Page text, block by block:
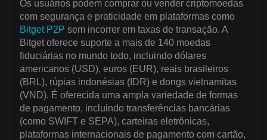
Os usuários podem comprar ou vender criptomoedas
com segurança e praticidade em plataformas como
Bitget P2P sem incorrer em taxas de transação. A
Bitget oferece suporte a mais de 140 moedas
fiduciárias no mundo todo, incluindo dólares
americanos (USD), euros (EUR), reais brasileiros
(BRL), rúpias indonésias (IDR) e dongs vietnamitas
(VND). É oferecida uma ampla variedade de formas
de pagamento, incluindo transferências bancárias
(como SWIFT e SEPA), carteiras eletrônicas,
plataformas internacionais de pagamento com cartão,